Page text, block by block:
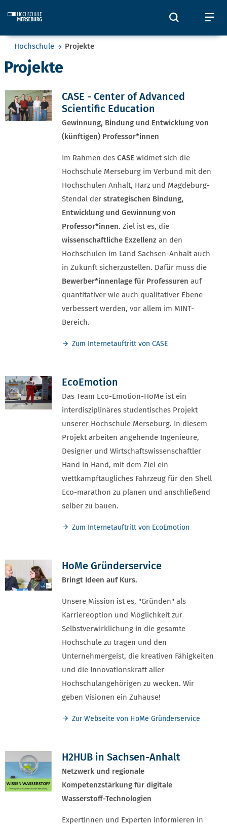
Öffnet
Sie befinden sich hier:
Hochschule Projekte
Projekte
CASE - Center of Advanced
Scientific Education
Gewinnung, Bindung und Entwicklung von
(künftigen) Professor*innen
Im Rahmen des CASE widmet sich die
Hochschule Merseburg im Verbund mit den
Hochschulen Anhalt, Harz und Magdeburg-
Stendal der strategischen Bindung,
Entwicklung und Gewinnung von
Professor*innen. Ziel ist es, die
wissenschaftliche Exzellenz an den
Hochschulen im Land Sachsen-Anhalt auch
in Zukunft sicherzustellen. Dafür muss die
Bewerber*innenlage für Professuren auf
quantitativer wie auch qualitativer Ebene
verbessert werden, vor allem im MINT-
Bereich.
Zum Internetauftritt von CASE
EcoEmotion
Das Team Eco-Emotion-HoMe ist ein
interdisziplinäres studentisches Projekt
unserer Hochschule Merseburg. In diesem
Projekt arbeiten angehende Ingenieure,
Designer und Wirtschaftswissenschaftler
Hand in Hand, mit dem Ziel ein
wettkampftaugliches Fahrzeug für den Shell
Eco-marathon zu planen und anschließend
selber zu bauen.
Zum Internetauftritt von EcoEmotion
HoMe Gründerservice
Bringt Ideen auf Kurs.
Unsere Mission ist es, "Gründen" als
Karriereoption und Möglichkeit zur
Selbstverwirklichung in die gesamte
Hochschule zu tragen und den
Unternehmergeist, die kreativen Fähigkeiten
und die Innovationskraft aller
Hochschulangehörigen zu wecken. Wir
geben Visionen ein Zuhause!
Zur Webseite von HoMe Gründerservice
H2HUB in Sachsen-Anhalt​
Netzwerk und regionale
Kompetenzstärkung für digitale
Wasserstoff-Technologien
Expertinnen und Experten informieren in